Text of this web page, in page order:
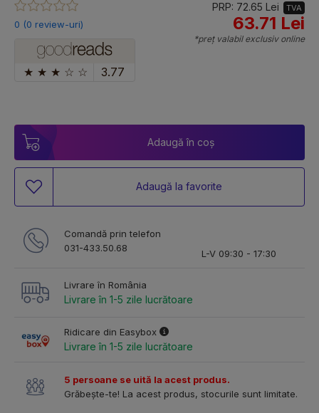
0 (0 review-uri)
★ ★ ★ ☆ ☆ 3.77
PRP: 72.65 Lei TVA
63.71 Lei
*preț valabil exclusiv online
Adaugă în coș
Adaugă la favorite
Comandă prin telefon
031-433.50.68
L-V 09:30 - 17:30
Livrare în România
Livrare în 1-5 zile lucrătoare
Ridicare din Easybox
Livrare în 1-5 zile lucrătoare
5 persoane se uită la acest produs.
Grăbește-te! La acest produs, stocurile sunt limitate.